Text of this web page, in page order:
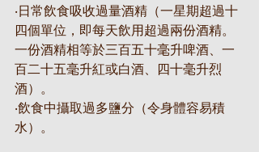
‧日常飲食吸收過量酒精（一星期超過十
四個單位，即每天飲用超過兩份酒精。
一份酒精相等於三百五十毫升啤酒、一
百二十五毫升紅或白酒、四十毫升烈
酒）。
‧飲食中攝取過多鹽分（令身體容易積
水）。